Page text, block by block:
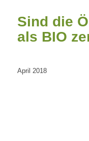
Sind die
als BIO
April 2018